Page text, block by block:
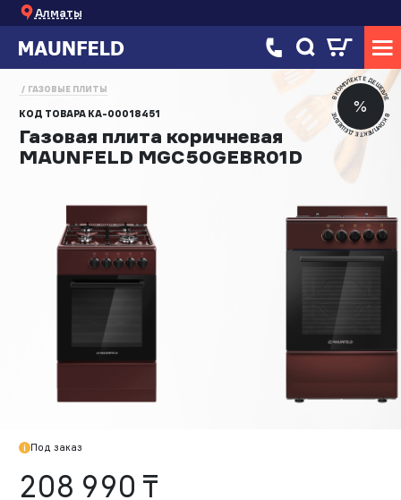
Алматы
%
В КОМПЛЕКТЕ ДЕШЕВЛЕ
В КОМПЛЕКТЕ ДЕШЕВЛЕ
ГАЗОВЫЕ ПЛИТЫ
КОД ТОВАРА КА-00018451
Газовая плита коричневая
MAUNFELD MGC50GEBR01D
Под заказ
208 990 ₸